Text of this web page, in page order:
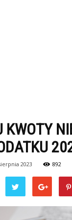
KWOTY
2023 892